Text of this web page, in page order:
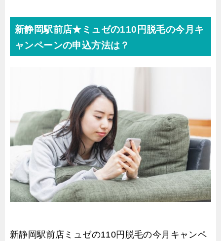
新静岡駅前店★ミュゼの110円脱毛の今月キ
ャンペーンの申込方法は？
新静岡駅前店ミュゼの110円脱毛の今月キャンペ